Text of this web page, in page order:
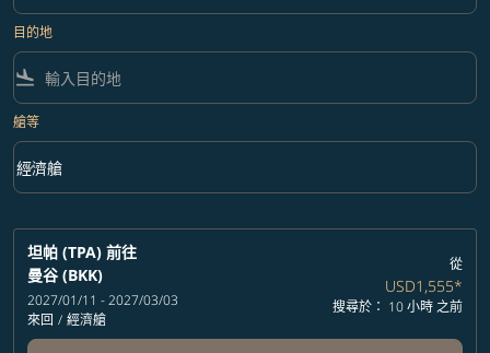
目的地
flight_land
艙等
艙等 option 經濟艙 Selected
經濟艙
keyboard_arrow_down
坦帕 (TPA) 前往
曼谷 (BKK)
2027/01/11 - 2027/03/03
來回 / 經濟艙
從
USD1,555*
搜尋於： 10 小時 之前